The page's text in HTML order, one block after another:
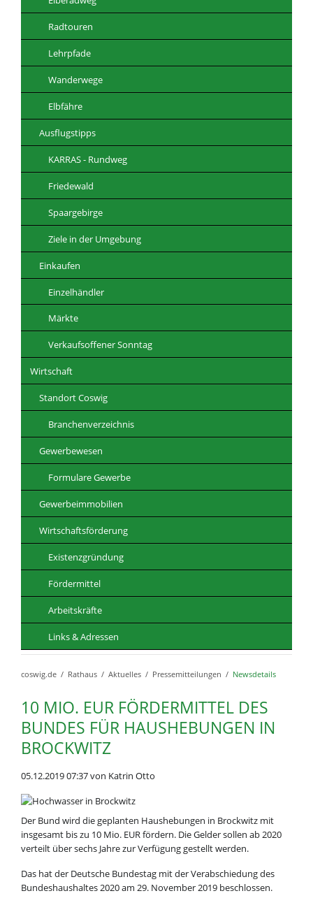
Radtouren
Lehrpfade
Wanderwege
Elbfähre
Ausflugstipps
KARRAS - Rundweg
Friedewald
Spaargebirge
Ziele in der Umgebung
Einkaufen
Einzelhändler
Märkte
Verkaufsoffener Sonntag
Wirtschaft
Standort Coswig
Branchenverzeichnis
Gewerbewesen
Formulare Gewerbe
Gewerbeimmobilien
Wirtschaftsförderung
Existenzgründung
Fördermittel
Arbeitskräfte
Links & Adressen
coswig.de Rathaus Aktuelles Pressemitteilungen Newsdetails
10 MIO. EUR FÖRDERMITTEL DES
BUNDES FÜR HAUSHEBUNGEN IN
BROCKWITZ
05.12.2019 07:37von Katrin Otto
Der Bund wird die geplanten Haushebungen in Brockwitz mit
insgesamt bis zu 10 Mio. EUR fördern. Die Gelder sollen ab 2020
verteilt über sechs Jahre zur Verfügung gestellt werden.
Das hat der Deutsche Bundestag mit der Verabschiedung des
Bundeshaushaltes 2020 am 29. November 2019 beschlossen.